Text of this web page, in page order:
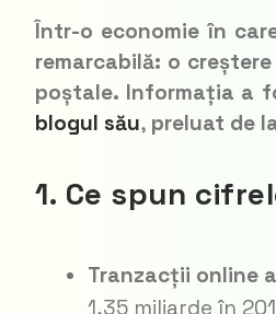
Într-o economie în
remarcabilă: o
poștale. Informația a
blogul său, preluat de
1. Ce spun
Tranzacții online
1,35 miliarde în